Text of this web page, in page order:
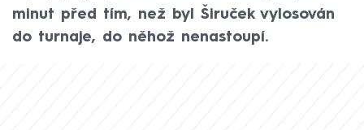
minut před tím, než byl Širuček vylosován
do turnaje, do něhož nenastoupí.